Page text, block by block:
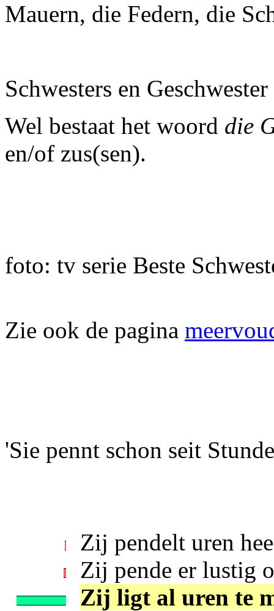
Mauern, die Federn, die
Schwesters en
Wel bestaat het woord die
en/of zus(sen).
foto: tv serie Beste
Zie ook de pagina
'Sie pennt schon seit
Zij pendelt uren
Zij pende er lustig
Zij ligt al uren te